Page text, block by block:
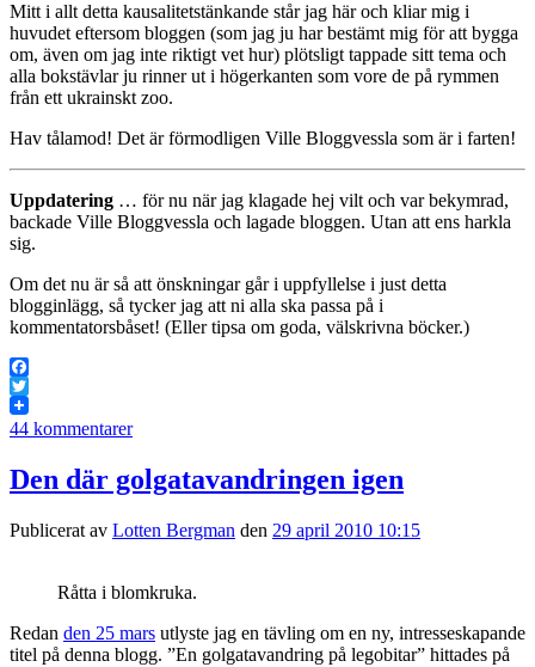
Mitt i allt detta kausalitetstänkande står jag här och kliar mig i
huvudet eftersom bloggen (som jag ju har bestämt mig för att bygga
om, även om jag inte riktigt vet hur) plötsligt tappade sitt tema och
alla bokstävlar ju rinner ut i högerkanten som vore de på rymmen
från ett ukrainskt zoo.
Hav tålamod! Det är förmodligen Ville Bloggvessla som är i farten!
Uppdatering … för nu när jag klagade hej vilt och var bekymrad,
backade Ville Bloggvessla och lagade bloggen. Utan att ens harkla
sig.
Om det nu är så att önskningar går i uppfyllelse i just detta
blogginlägg, så tycker jag att ni alla ska passa på i
kommentatorsbåset! (Eller tipsa om goda, välskrivna böcker.)
Facebook
Twitter
44 kommentarer
Den där golgatavandringen igen
Publicerat av Lotten Bergman den 29 april 2010 10:15
Råtta i blomkruka.
Redan den 25 mars utlyste jag en tävling om en ny, intresseskapande
titel på denna blogg. ”En golgatavandring på legobitar” hittades på